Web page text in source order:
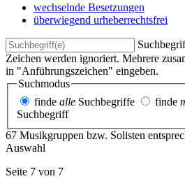
wechselnde Besetzungen
überwiegend urheberrechtsfrei
Zeichen werden ignoriert. Mehrere
in "Anführungszeichen" eingeben.
Suchmodus
finde alle Suchbegriffe finde
Suchbegriff
67 Musikgruppen bzw. Solisten
Auswahl
Seite 7 von 7